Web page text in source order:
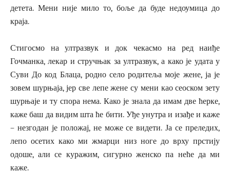
детета. Мени није мило то, боље да буде недоумица до
краја.
Стигосмо на ултразвук и док чекасмо на ред наиђе
Гочманка, лекар и стручњак за ултразвук, а како је удата у
Суви До код Блаца, родно село родитеља моје жене, ја је
зовем шурњаја, јер све лепе жене су мени као сеоском зету
шурњаје и ту спора нема. Како је знала да имам две ћерке,
каже баш да видим шта ће бити. Уђе унутра и изађе и каже
– незгодан је положај, не може се видети. Ја се преледих,
лепо осетих како ми жмарци низ ноге до врху прстију
одоше, али се куражим, сигурно женско па неће да ми
каже.